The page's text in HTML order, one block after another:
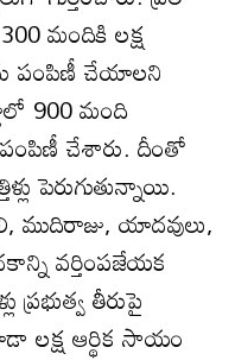
మందికి లక్ష
పంపిణీ చేయాలని
900 మంది
పంపిణీ చేశారు. దీంతో
పెరుగుతున్నాయి.
ముదిరాజు, యాదవులు,
వర్తింపజేయక
తీరుపై
లక్ష ఆర్థిక సాయం